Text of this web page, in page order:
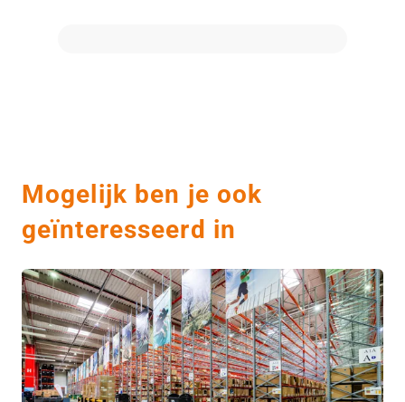
Mogelijk ben je ook
geïnteresseerd in